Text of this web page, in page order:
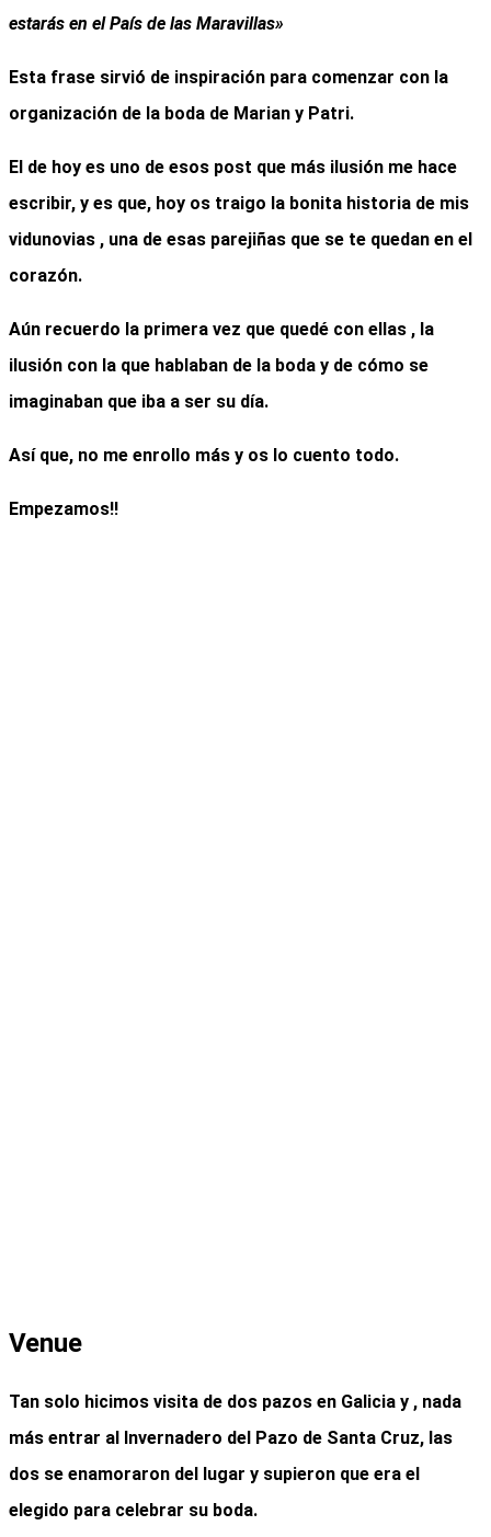
estarás en el País de las Maravillas»
Esta frase sirvió de inspiración para comenzar con la
organización de la boda de Marian y Patri.
El de hoy es uno de esos post que más ilusión me hace
escribir, y es que, hoy os traigo la bonita historia de mis
vidunovias , una de esas parejiñas que se te quedan en el
corazón.
Aún recuerdo la primera vez que quedé con ellas , la
ilusión con la que hablaban de la boda y de cómo se
imaginaban que iba a ser su día.
Así que, no me enrollo más y os lo cuento todo.
Empezamos!!
Venue
Tan solo hicimos visita de dos pazos en Galicia y , nada
más entrar al
Invernadero del Pazo de Santa Cruz, las
dos se enamoraron del lugar y supieron que era el
elegido para celebrar su boda.